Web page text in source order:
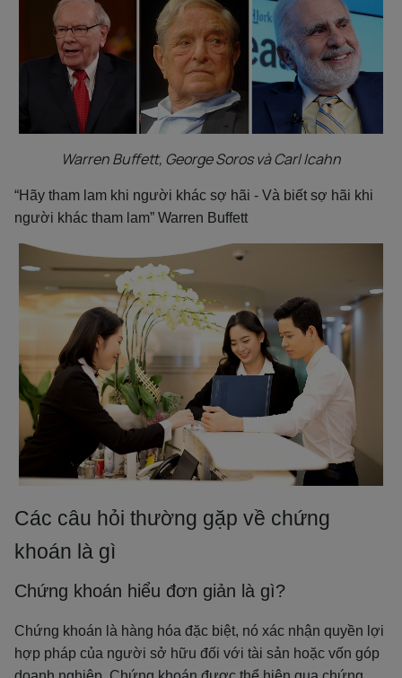
Warren Buffett, George Soros và Carl Icahn
“Hãy tham lam khi người khác sợ hãi - Và biết sợ hãi khi
người khác tham lam” Warren Buffett
Các câu hỏi thường gặp về chứng
khoán là gì
Chứng khoán hiểu đơn giản là gì?
Chứng khoán là hàng hóa đặc biệt, nó xác nhận quyền lợi
hợp pháp của người sở hữu đối với tài sản hoặc vốn góp